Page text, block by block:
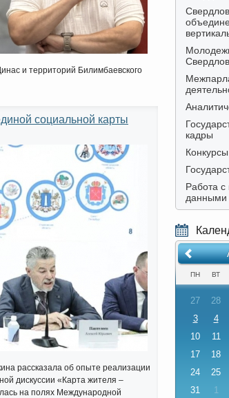
и территорий Билимбаевского
социальной карты
рассказала об опыте реализации
дискуссии «Карта жителя –
на полях Международной
кадры
Конкурсы
Работа
данными
ПН ВТ
27 28
3
4
10
11
17
18
24
25
31
1